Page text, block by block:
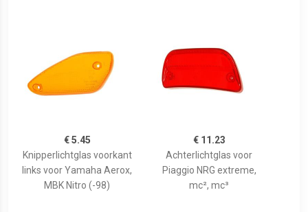
€ 5.45
Knipperlichtglas voorkant
links voor Yamaha Aerox,
MBK Nitro (-98)
€ 11.23
Achterlichtglas voor
Piaggio NRG extreme,
mc², mc³